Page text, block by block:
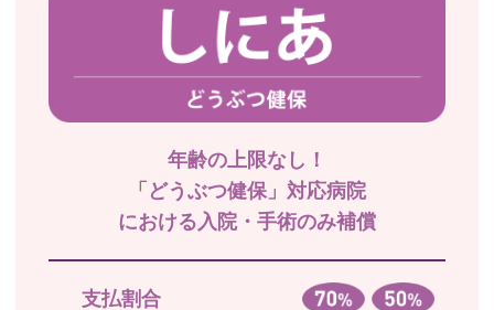
年齢の上限なし！
「どうぶつ健保」対応病院
における入院・手術のみ補償
支払割合